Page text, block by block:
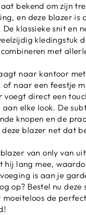
bekend om zijn
en deze blazer is
klassieke snit en
kledingstuk
met
naar kantoor
of naar een feestje
voegt direct een
elke look. De
knopen en de
deze blazer net dat
van only van
hij lang mee,
is aan je
op? Bestel nu deze
moeiteloos de